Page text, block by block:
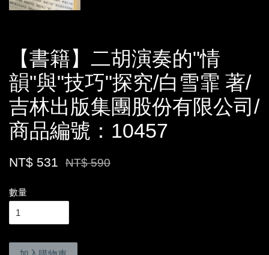
【書籍】二胡演奏的"情
韻"與"技巧"探究/白雪霏 著/
吉林出版集團股份有限公司/
商品編號：10457
NT$ 531 NT$ 590
數量